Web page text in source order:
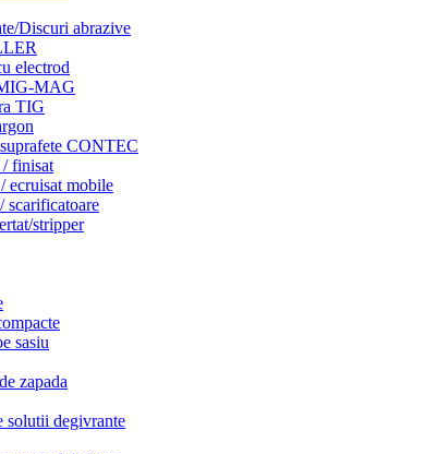
Discuri abrazive
electrod
MAG
TIG
CONTEC
finisat
ecruisat mobile
scarificatoare
stripper
sasiu
zapada
solutii degivrante